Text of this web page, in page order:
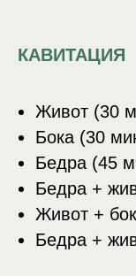
КАВИТАЦИЯ
Живот (30
Бока (30
Бедра (45
Бедра +
Живот +
Бедра +